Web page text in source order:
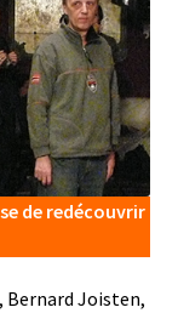
de redécouvrir
, Bernard Joisten,